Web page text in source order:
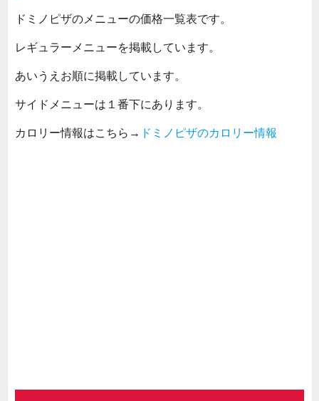
ドミノピザのメニューの価格一覧表です。
レギュラーメニューを掲載しています。
あいうえお順に掲載しています。
サイドメニューは１番下にあります。
カロリー情報はこちら→ ドミノピザのカロリー情報